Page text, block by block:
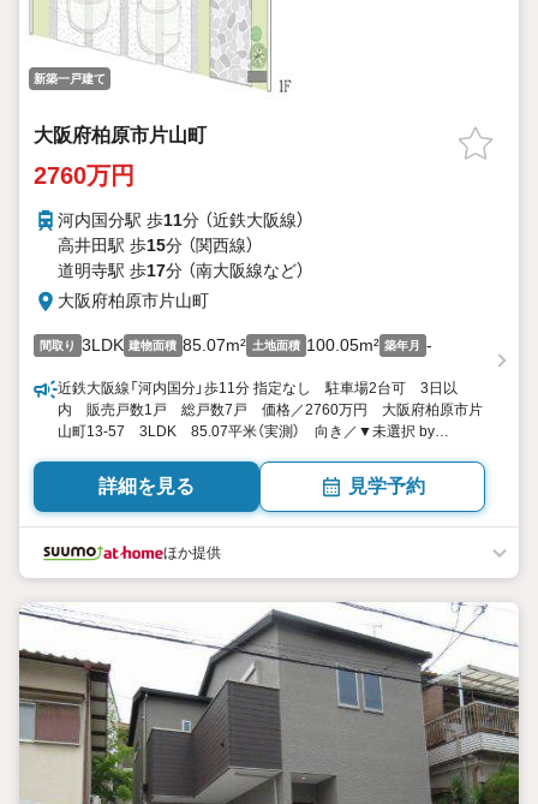
新築一戸建て
大阪府柏原市片山町
2760万円
河内国分駅 歩11分 （近鉄大阪線）
高井田駅 歩15分 （関西線）
道明寺駅 歩17分 （南大阪線など）
大阪府柏原市片山町
間取り 3LDK 建物面積 85.07m² 土地面積 100.05m² 築年月 -
近鉄大阪線「河内国分」歩11分 指定なし 駐車場2台可 3日以
内 販売戸数1戸 総戸数7戸 価格／2760万円 大阪府柏原市片
山町13-57 3LDK 85.07平米（実測） 向き／▼未選択 by
詳細を見る 見学予約
ほか提供